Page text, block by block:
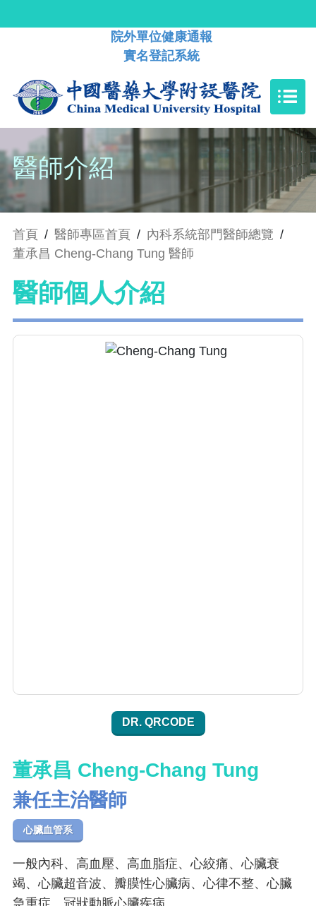
院外單位健康通報
實名登記系統
醫師介紹
首頁 / 醫師專區首頁 / 內科系統部門醫師總覽 /
董承昌 Cheng-Chang Tung 醫師
醫師個人介紹
DR. QRCODE
董承昌 Cheng-Chang Tung
兼任主治醫師
心臟血管系
一般內科、高血壓、高血脂症、心絞痛、心臟衰
竭、心臟超音波、瓣膜性心臟病、心律不整、心臟
急重症、冠狀動脈心臟疾病